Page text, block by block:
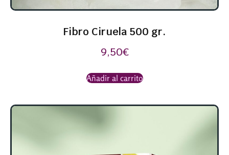
Fibro Ciruela 500 gr.
9,50€
Añadir al carrito